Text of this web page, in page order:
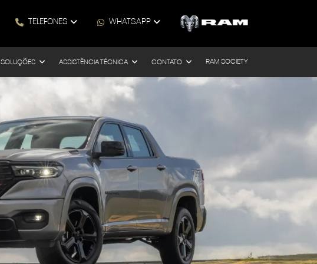
TELEFONES WHATSAPP
SOLUÇÕES ASSISTÊNCIA TÉCNICA CONTATO RAM SOCIETY